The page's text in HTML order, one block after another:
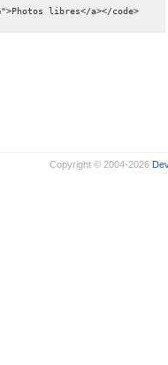
libres</a></code>
Copyright © 2004-2026